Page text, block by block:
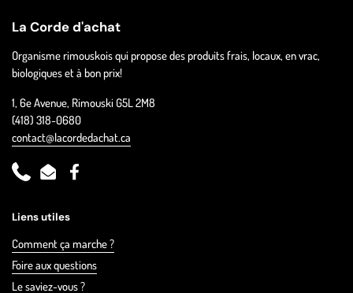
La Corde d'achat
Organisme rimouskois qui propose des produits frais, locaux, en vrac,
biologiques et à bon prix!
1, 6e Avenue, Rimouski G5L 2M8
(418) 318-0680
contact@lacordedachat.ca
PhoneEmailFacebook
Liens utiles
Comment ça marche ?
Foire aux questions
Le saviez-vous ?